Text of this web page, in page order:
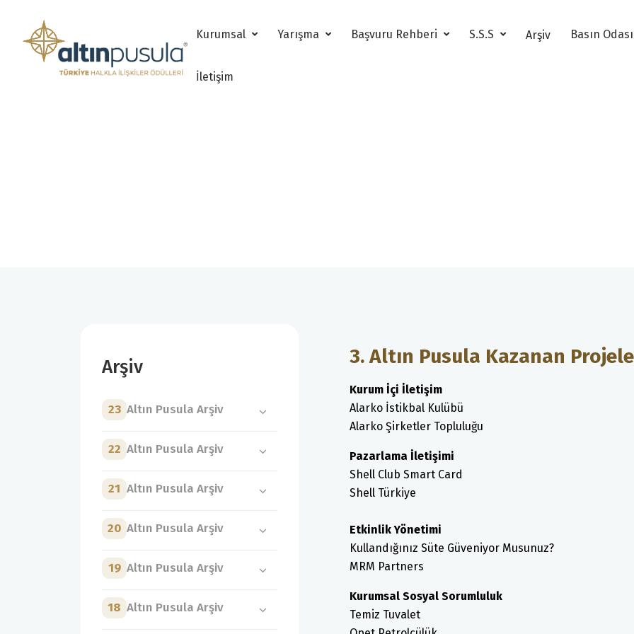
Kurumsal Yarışma Başvuru Rehberi S.S.S Arşiv Basın
İletişim
3. Altın Pusula Kazanan
Kurum İçi İletişim
Alarko İstikbal Kulübü
Alarko Şirketler Topluluğu
Pazarlama İletişimi
Shell Club Smart Card
Shell Türkiye
Etkinlik Yönetimi
Kullandığınız Süte Güveniyor Musunuz?
MRM Partners
Kurumsal Sosyal Sorumluluk
Temiz Tuvalet
Arşiv
23 Altın Pusula Arşiv
22 Altın Pusula Arşiv
21 Altın Pusula Arşiv
20 Altın Pusula Arşiv
19 Altın Pusula Arşiv
18 Altın Pusula Arşiv